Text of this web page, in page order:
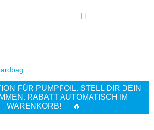
FÜR PUMPFOIL. STELL DIR DEIN
RABATT AUTOMATISCH IM
WARENKORB! 🔥